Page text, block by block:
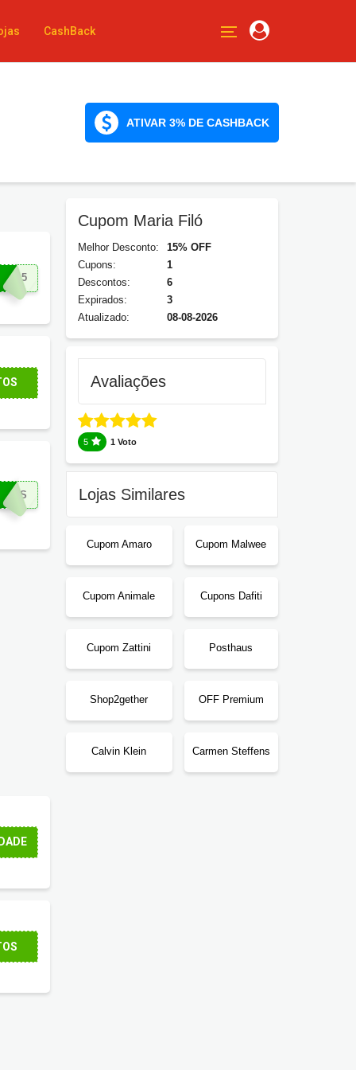
CashBack
ATIVAR 3% DE CASHBACK
aproveitar!
Cupom Maria Filó
Melhor Desconto:
15% OFF
Cupons:
1
Descontos:
6
Expirados:
3
Atualizado:
08-08-2026
Avaliações
5 1 Voto
Lojas Similares
Cupom Amaro Cupom Malwee
Cupom Animale Cupons Dafiti
Cupom Zattini Posthaus
Shop2gether OFF Premium
Calvin Klein Carmen Steffens